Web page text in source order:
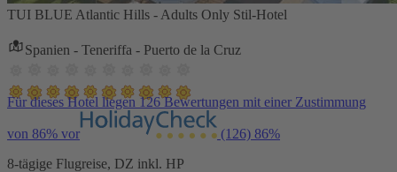
TUI BLUE Atlantic Hills - Adults Only Stil-Hotel
Spanien - Teneriffa - Puerto de la Cruz
Für dieses Hotel liegen 126 Bewertungen mit einer Zustimmung
von 86% vor (126) 86%
8-tägige Flugreise, DZ inkl. HP